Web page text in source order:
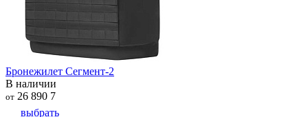
Бронежилет Сегмент-2
В наличии
от 26 890 7
выбрать